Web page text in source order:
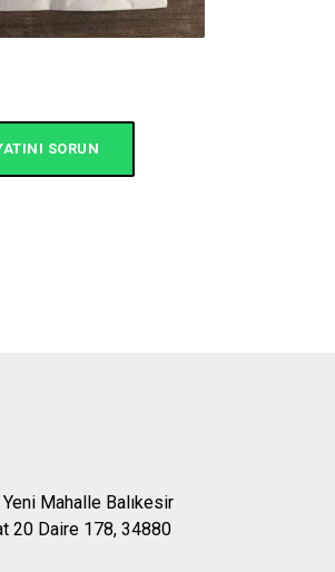
SORUN
Yeni Mahalle Balıkesir
20 Daire 178, 34880